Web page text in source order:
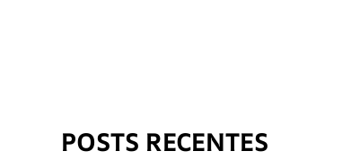
POSTS RECENTES